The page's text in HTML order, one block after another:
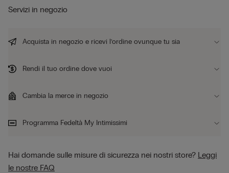
Servizi in negozio
Acquista in negozio e ricevi l’ordine ovunque tu sia
Rendi il tuo ordine dove vuoi
Cambia la merce in negozio
Programma Fedeltà My Intimissimi
Hai domande sulle misure di sicurezza nei nostri store? Leggi
le nostre FAQ